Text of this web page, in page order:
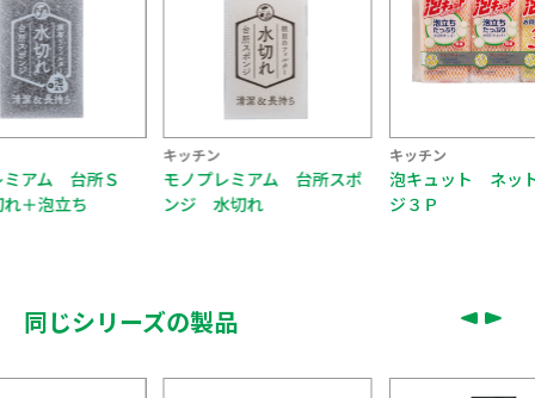
ノプレミアム 台所スポ
ジ 水切れ
キッチン
泡キュット ネットスポン
ジ３Ｐ
キッチン
泡キュッ
同じシリーズの製品